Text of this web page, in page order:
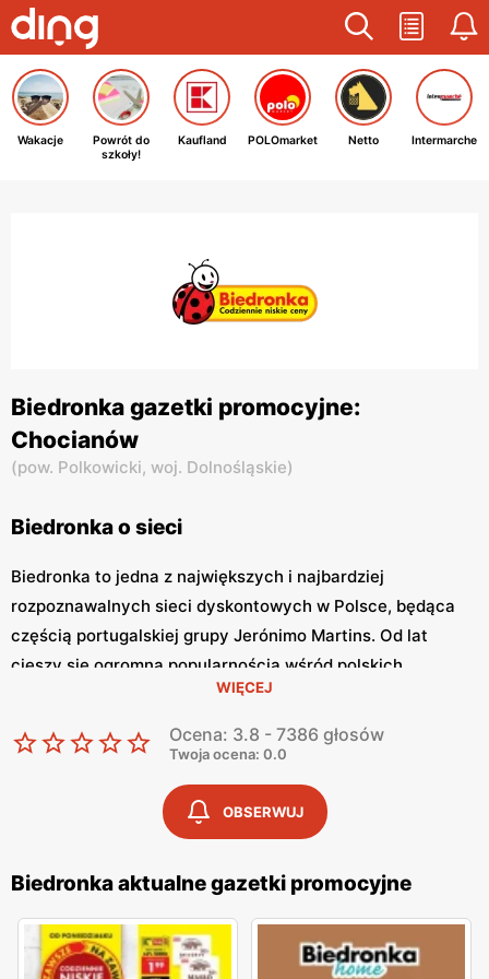
Wakacje
Powrót do
szkoły!
Kaufland POLOmarket Netto Intermarche
Biedronka gazetki promocyjne:
Chocianów
(pow. Polkowicki, woj. Dolnośląskie)
Biedronka o sieci
Biedronka to jedna z największych i najbardziej
rozpoznawalnych sieci dyskontowych w Polsce, będąca
częścią portugalskiej grupy Jerónimo Martins. Od lat
cieszy się ogromną popularnością wśród polskich
konsumentów, oferując szeroki asortyment produktów
spożywczych i przemysłowych w atrakcyjnych niskich
cenach. Klienci cenią sobie bogaty wybór, częste
promocje oraz doskonałą jakość oferowanych produktów.
Jednym z kluczowych elementów strategii marketingowej
Biedronka gazetka promocyjna
się regularnie i informuje o najnowszych ofertach.
Gazetka promocyjna Biedronka
, publikowana co tydzień,
prezentuje aktualne promocje, specjalne oferty i
sezonowe wyprzedaże, dzięki czemu klienci mogą
WIĘCEJ
Ocena: 3.8 - 7386 głosów
Twoja ocena: 0.0
OBSERWUJ
Biedronka aktualne gazetki promocyjne